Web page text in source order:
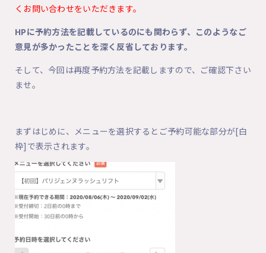
くお問い合わせをいただきます。
HPに予約方法を記載しているのにも関わらず、このようなご
意見が多かったことを深く反省しております。
そして、今回は再度予約方法を記載しますので、ご確認下さい
ませ。
まずはじめに、メニューを選択するとご予約可能な部分が[白
枠]で表示されます。